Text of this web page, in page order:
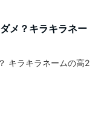
メ？キラキラネー
キラキラネームの高2